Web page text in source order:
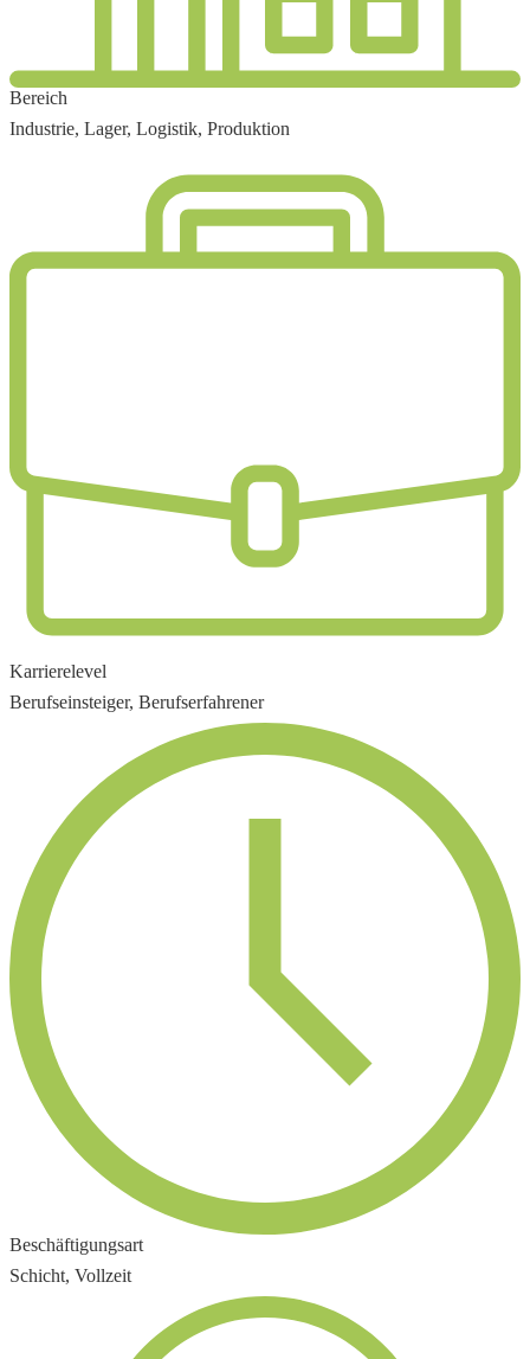
Bereich
Industrie, Lager, Logistik, Produktion
Karrierelevel
Berufseinsteiger, Berufserfahrener
Beschäftigungsart
Schicht, Vollzeit